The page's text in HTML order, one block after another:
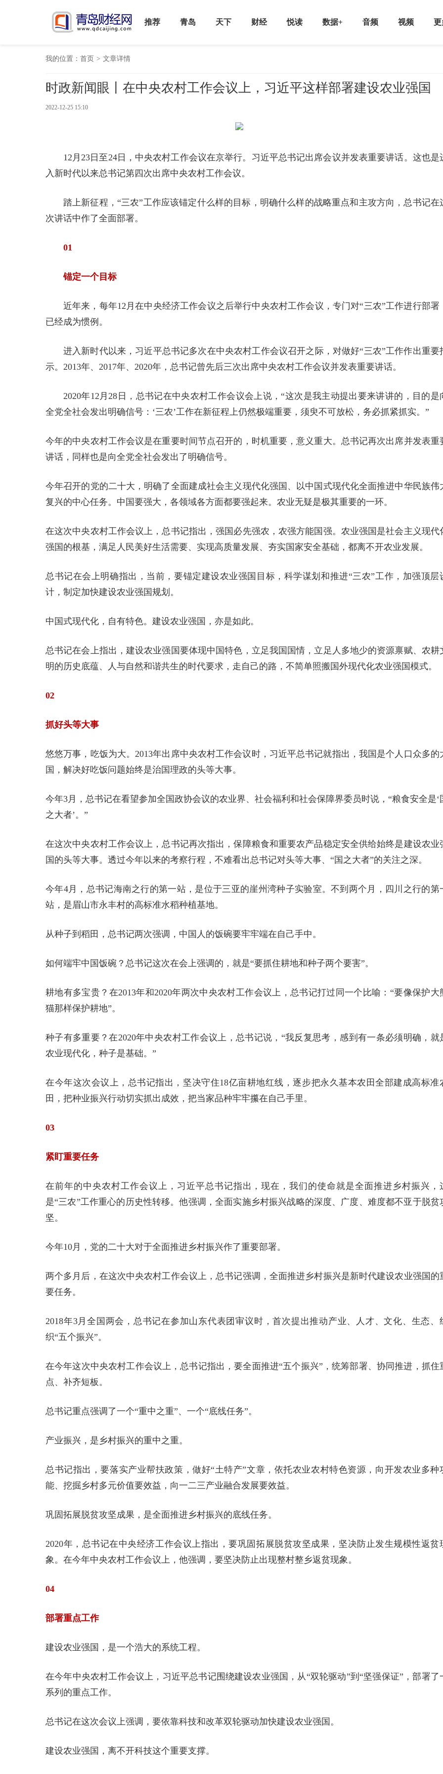
推荐 青岛 天下 财经 悦读 数据+ 音频 视频 更
我的位置： 首页 > 文章详情
时政新闻眼丨在中央农村工作会议上，习近平这样部署建设农业强国
2022-12-25 15:10
12月23日至24日，中央农村工作会议在京举行。习近平总书记出席会议并发表重要讲话。这也是
入新时代以来总书记第四次出席中央农村工作会议。
踏上新征程，“三农”工作应该锚定什么样的目标，明确什么样的战略重点和主攻方向，总书记在
次讲话中作了全面部署。
01
锚定一个目标
近年来，每年12月在中央经济工作会议之后举行中央农村工作会议，专门对“三农”工作进行部署
已经成为惯例。
进入新时代以来，习近平总书记多次在中央农村工作会议召开之际，对做好“三农”工作作出重要
示。2013年、2017年、2020年，总书记曾先后三次出席中央农村工作会议并发表重要讲话。
2020年12月28日，总书记在中央农村工作会议会上说，“这次是我主动提出要来讲讲的，目的是
全党全社会发出明确信号：‘三农’工作在新征程上仍然极端重要，须臾不可放松，务必抓紧抓实。”
今年的中央农村工作会议是在重要时间节点召开的，时机重要，意义重大。总书记再次出席并发表重
讲话，同样也是向全党全社会发出了明确信号。
今年召开的党的二十大，明确了全面建成社会主义现代化强国、以中国式现代化全面推进中华民族伟
复兴的中心任务。中国要强大，各领域各方面都要强起来。农业无疑是极其重要的一环。
在这次中央农村工作会议上，总书记指出，强国必先强农，农强方能国强。农业强国是社会主义现代
强国的根基，满足人民美好生活需要、实现高质量发展、夯实国家安全基础，都离不开农业发展。
总书记在会上明确指出，当前，要锚定建设农业强国目标，科学谋划和推进“三农”工作，加强顶层
计，制定加快建设农业强国规划。
中国式现代化，自有特色。建设农业强国，亦是如此。
总书记在会上指出，建设农业强国要体现中国特色，立足我国国情，立足人多地少的资源禀赋、农耕
明的历史底蕴、人与自然和谐共生的时代要求，走自己的路，不简单照搬国外现代化农业强国模式。
02
抓好头等大事
悠悠万事，吃饭为大。2013年出席中央农村工作会议时，习近平总书记就指出，我国是个人口众多的
国，解决好吃饭问题始终是治国理政的头等大事。
今年3月，总书记在看望参加全国政协会议的农业界、社会福利和社会保障界委员时说，“粮食安全是‘
之大者’。”
在这次中央农村工作会议上，总书记再次指出，保障粮食和重要农产品稳定安全供给始终是建设农业
国的头等大事。透过今年以来的考察行程，不难看出总书记对头等大事、“国之大者”的关注之深。
今年4月，总书记海南之行的第一站，是位于三亚的崖州湾种子实验室。不到两个月，四川之行的第
站，是眉山市永丰村的高标准水稻种植基地。
从种子到稻田，总书记两次强调，中国人的饭碗要牢牢端在自己手中。
如何端牢中国饭碗？总书记这次在会上强调的，就是“要抓住耕地和种子两个要害”。
耕地有多宝贵？在2013年和2020年两次中央农村工作会议上，总书记打过同一个比喻：“要像保护大
猫那样保护耕地”。
种子有多重要？在2020年中央农村工作会议上，总书记说，“我反复思考，感到有一条必须明确，就
农业现代化，种子是基础。”
在今年这次会议上，总书记指出，坚决守住18亿亩耕地红线，逐步把永久基本农田全部建成高标准
田，把种业振兴行动切实抓出成效，把当家品种牢牢攥在自己手里。
03
紧盯重要任务
在前年的中央农村工作会议上，习近平总书记指出，现在，我们的使命就是全面推进乡村振兴，
是“三农”工作重心的历史性转移。他强调，全面实施乡村振兴战略的深度、广度、难度都不亚于脱贫
坚。
今年10月，党的二十大对于全面推进乡村振兴作了重要部署。
两个多月后，在这次中央农村工作会议上，总书记强调，全面推进乡村振兴是新时代建设农业强国的
要任务。
2018年3月全国两会，总书记在参加山东代表团审议时，首次提出推动产业、人才、文化、生态、
织“五个振兴”。
在今年这次中央农村工作会议上，总书记指出，要全面推进“五个振兴”，统筹部署、协同推进，抓住
点、补齐短板。
总书记重点强调了一个“重中之重”、一个“底线任务”。
产业振兴，是乡村振兴的重中之重。
总书记指出，要落实产业帮扶政策，做好“土特产”文章，依托农业农村特色资源，向开发农业多种
能、挖掘乡村多元价值要效益，向一二三产业融合发展要效益。
巩固拓展脱贫攻坚成果，是全面推进乡村振兴的底线任务。
2020年，总书记在中央经济工作会议上指出，要巩固拓展脱贫攻坚成果，坚决防止发生规模性返贫
象。在今年中央农村工作会议上，他强调，要坚决防止出现整村整乡返贫现象。
04
部署重点工作
建设农业强国，是一个浩大的系统工程。
在今年中央农村工作会议上，习近平总书记围绕建设农业强国，从“双轮驱动”到“坚强保证”，部署了
系列的重点工作。
总书记在这次会议上强调，要依靠科技和改革双轮驱动加快建设农业强国。
建设农业强国，离不开科技这个重要支撑。